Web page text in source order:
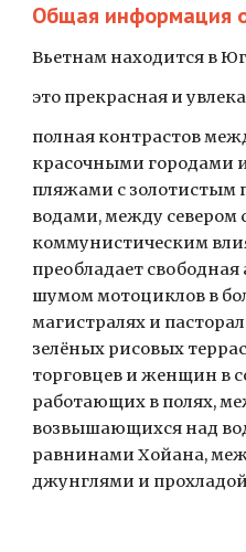
Общая информация
Вьетнам находится в
это прекрасная и
полная контрастов
красочными городами
пляжами с золотистым
водами, между
коммунистическим
преобладает
шумом мотоциклов в
магистралях и
зелёных рисовых
торговцев и женщин в
работающих в полях,
возвышающихся над
равнинами Хойана,
джунглями и